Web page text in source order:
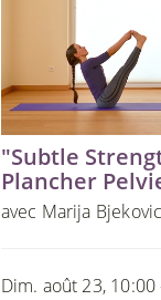
"Subtle
Plancher
avec Marija
Dim. août 23,